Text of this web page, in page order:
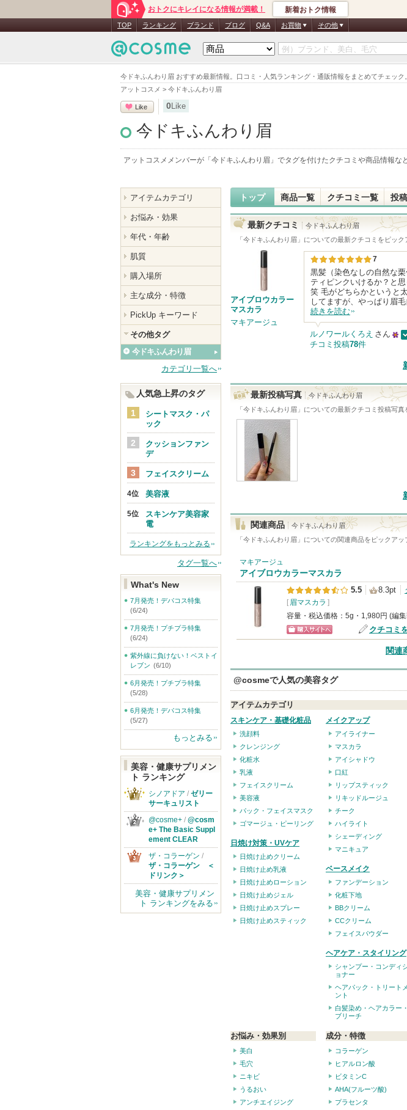
今ドキふんわり眉 おすすめ最新情報。口コミ・人気ランキング・通販情報をまとめてチェック。
アットコスメ > 今ドキふんわり眉
おトクにキレイになる情報が満載！ 新着おトク情報
TOP ランキング ブランド ブログ Q&A お買物 その他
Like 0Like
今ドキふんわり眉
アットコスメメンバーが「 今ドキふんわり眉 」でタグを付けたクチコミや商品情報な
トップ 商品一覧 クチコミ一覧 投
最新クチコミ
今ドキふんわり眉
「今ドキふんわり眉 」についての最新クチコミをピック
アイブロウカラー
マスカラ
マキアージュ
7
黒髪（染色なしの自然な
ティピンクいけるか？と
笑 毛がどちらかというと
してますが、やっぱり眉
続きを読む
ルノワールくろえ さん
上
の
気
に
登
さ
れ
て
チコミ投稿78件
最新投稿写真
今ドキふんわり眉
「今ドキふんわり眉 」についての最新クチコミ投稿写真
関連商品
今ドキふんわり眉
「今ドキふんわり眉 」についての関連商品をピックアッ
マキアージュ
アイブロウカラーマスカラ
5.5 8.3pt
[ 眉マスカラ ]
容量・税込価格：5g・1,980円 (編
ショッピン
クチコミ
関連
@cosmeで人気の美容タグ
アイテムカテゴリ
スキンケア・基礎化粧品
洗顔料
クレンジング
化粧水
乳液
フェイスクリーム
美容液
パック・フェイスマスク
ゴマージュ・ピーリング
日焼け対策・UVケア
日焼け止めクリーム
日焼け止め乳液
日焼け止めローション
日焼け止めジェル
日焼け止めスプレー
日焼け止めスティック
メイクアップ
アイライナー
マスカラ
アイシャドウ
口紅
リップスティック
リキッドルージュ
チーク
ハイライト
シェーディング
マニキュア
ベースメイク
ファンデーション
化粧下地
BBクリーム
CCクリーム
フェイスパウダー
ヘアケア・スタイリング
シャンプー・コンディ
ョナー
ヘアパック・トリートメ
ント
白髪染め・ヘアカラー・
ブリーチ
お悩み・効果別
美白
毛穴
ニキビ
うるおい
アンチエイジング
成分・特徴
コラーゲン
ヒアルロン酸
ビタミンC
AHA(フルーツ酸)
プラセンタ
アイテムカテゴリ
お悩み・効果
年代・年齢
肌質
購入場所
主な成分・特徴
PickUp キーワード
その他タグ
今ドキふんわり眉
カテゴリ一覧へ
人気急上昇のタグ
シートマスク・パ
ック
クッションファン
デ
フェイスクリーム
美容液
スキンケア美容家
電
ランキングをもっとみる
タグ一覧へ
What's New
7月発売！デパコス特集
(6/24)
7月発売！プチプラ特集
(6/24)
紫外線に負けない！ベストイ
レブン (6/10)
6月発売！プチプラ特集
(5/28)
6月発売！デパコス特集
(5/27)
もっとみる
美容・健康サプリメン
ト ランキング
シノアドア / ゼリー
サーキュリスト
@cosme+ / @cosm
e+ The Basic Suppl
ement CLEAR
ザ・コラーゲン /
ザ・コラーゲン ＜
ドリンク＞
美容・健康サプリメン
ト ランキングをみる